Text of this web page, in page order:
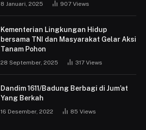
8 Januari, 2025 907 Views
Kementerian Lingkungan Hidup
bersama TNI dan Masyarakat Gelar Aksi
Tanam Pohon
28 September, 2025 317 Views
Dandim 1611/Badung Berbagi di Jum’at
Yang Berkah
16 Desember, 2022 85 Views